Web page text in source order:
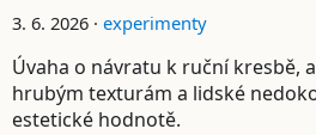
3. 6. 2026 · experimenty
Úvaha o návratu k ruční kresbě,
hrubým texturám a lidské
estetické hodnotě.